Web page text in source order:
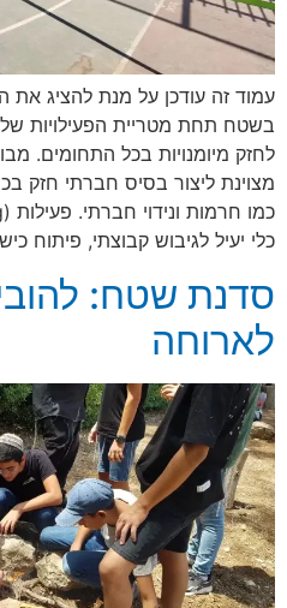
עמוד זה עודכן על מנת להציג את
בשטח תחת מטריית הפעילויות
לחזק מיומנויות בכל התחומים.
מצוינת ליצור בסיס חברתי חזק
כלי יעיל לגיבוש קבוצתי, פיתוח
סדנת שטח:
לארוחה